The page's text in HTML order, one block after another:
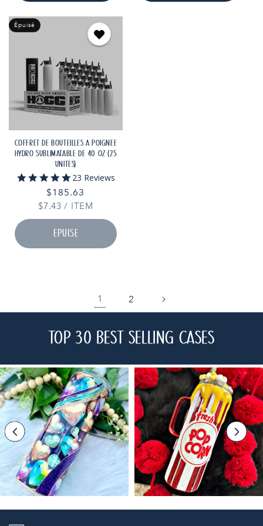
Épuisé
COFFRET DE BOUTEILLES À POIGNÉE
HYDRO SUBLIMATABLE DE 40 OZ (25
UNITÉS)
4.9
star
rating
23 Reviews
Prix
habituel
$185.63
PRIX
$7.43 / PAR
ITEM
ÉPUISÉ
1 2
C
O
L
L
E
C
T
I
TOP 30 BEST SELLING CASES